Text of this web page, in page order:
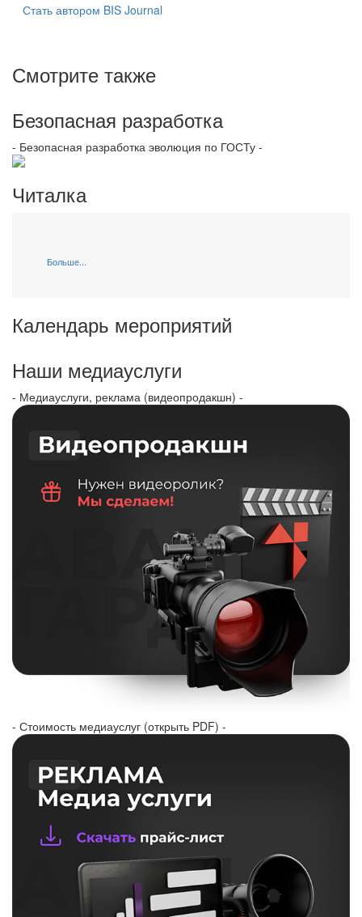
Стать автором BIS Journal
Смотрите также
Безопасная разработка
- Безопасная разработка эволюция по ГОСТу -
Читалка
Больше...
Календарь мероприятий
Наши медиауслуги
- Медиауслуги, реклама (видеопродакшн) -
- Стоимость медиауслуг (открыть PDF) -